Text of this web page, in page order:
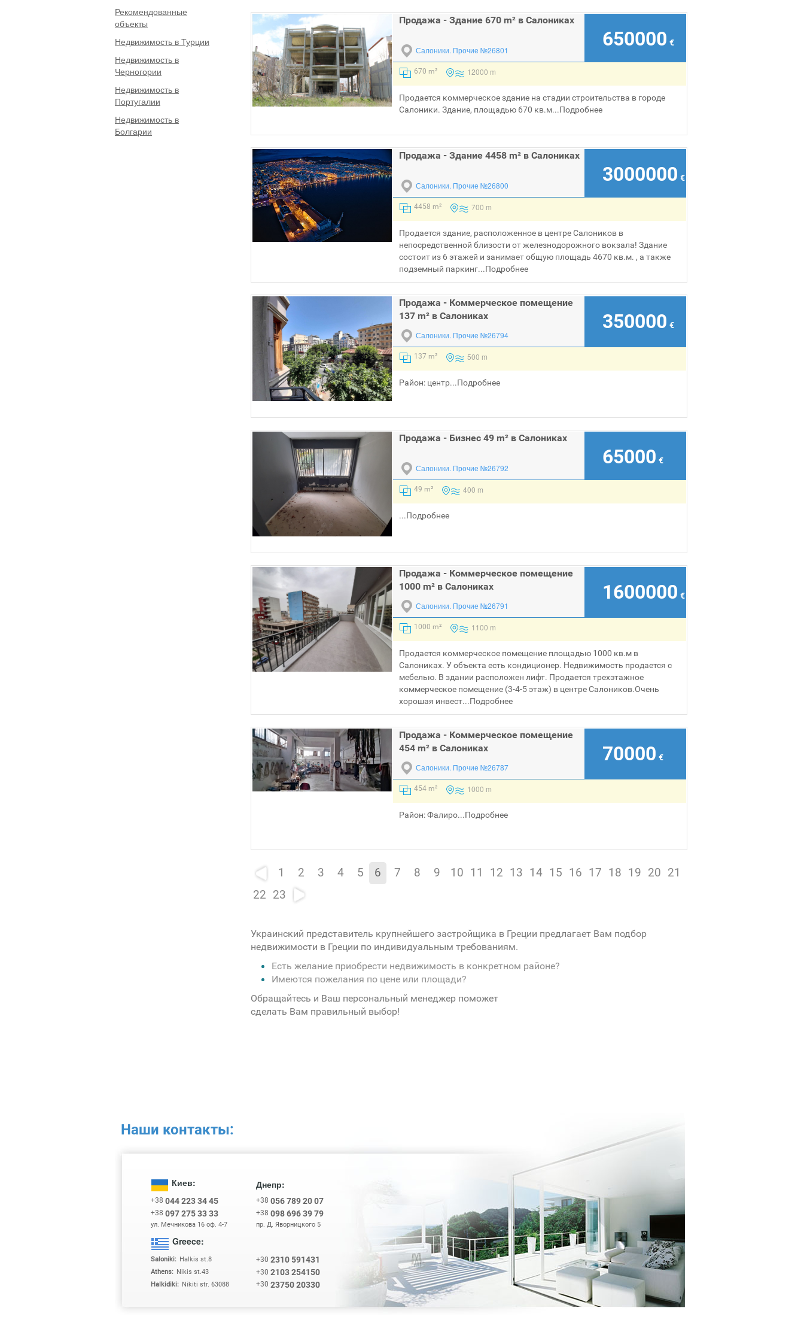
Рекомендованные
объекты
Недвижимость в Турции
Недвижимость в
Черногории
Недвижимость в
Португалии
Недвижимость в
Болгарии
Продажа - Здание 670 m² в Салониках
650000 €
Салоники. Прочие №26801
670 m² 12000 m
Продается коммерческое здание на стадии строительства в городе
Салоники. Здание, площадью 670 кв.м...Подробнее
Продажа - Здание 4458 m² в Салониках
3000000 €
Салоники. Прочие №26800
4458 m² 700 m
Продается здание, расположенное в центре Салоников в
непосредственной близости от железнодорожного вокзала! Здание
состоит из 6 этажей и занимает общую площадь 4670 кв.м. , а также
подземный паркинг...Подробнее
Продажа - Коммерческое помещение
137 m² в Салониках
350000 €
Салоники. Прочие №26794
137 m² 500 m
Район: центр...Подробнее
Продажа - Бизнес 49 m² в Салониках
65000 €
Салоники. Прочие №26792
49 m² 400 m
...Подробнее
Продажа - Коммерческое помещение
1000 m² в Салониках
1600000 €
Салоники. Прочие №26791
1000 m² 1100 m
Продается коммерческое помещение площадью 1000 кв.м в
Салониках. У объекта есть кондиционер. Недвижимость продается с
мебелью. В здании расположен лифт. Продается трехэтажное
коммерческое помещение (3-4-5 этаж) в центре Салоников.Очень
хорошая инвест...Подробнее
Продажа - Коммерческое помещение
454 m² в Салониках
70000 €
Салоники. Прочие №26787
454 m² 1000 m
Район: Фалиро...Подробнее
1 2 3 4 5 6 7 8 9 10 11 12 13 14 15 16 17 18 19 20 21
22 23
Украинский представитель крупнейшего застройщика в Греции предлагает Вам подбор
недвижимости в Греции по индивидуальным требованиям.
Есть желание приобрести недвижимость в конкретном районе?
Имеются пожелания по цене или площади?
Обращайтесь и Ваш персональный менеджер поможет
сделать Вам правильный выбор!
Наши контакты:
Киев: Днепр:
+38 044 223 34 45 +38 056 789 20 07
+38 097 275 33 33 +38 098 696 39 79
ул. Мечникова 16 оф. 4-7 пр. Д. Яворницкого 5
Greece:
Saloniki: Halkis st.8 +30 2310 591431
Athens: Nikis st.43 +30 2103 254150
Halkidiki: Nikiti str. 63088 +30 23750 20330